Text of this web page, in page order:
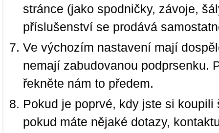
stránce (jako spodničky, závoje,
příslušenství se prodává
Ve výchozím nastavení mají
nemají zabudovanou podprsenku.
řekněte nám to předem.
Pokud je poprvé, kdy jste si
pokud máte nějaké dotazy,